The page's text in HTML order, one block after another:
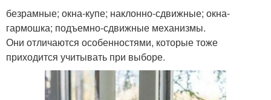
безрамные; окна-купе; наклонно-сдвижные; окна-
гармошка; подъемно-сдвижные механизмы.
Они отличаются особенностями, которые тоже
приходится учитывать при выборе.